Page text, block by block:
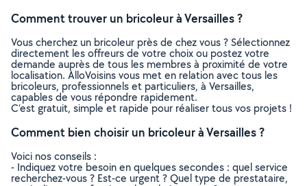
Comment trouver un bricoleur à Versailles ?
Vous cherchez un bricoleur près de chez vous ? Sélectionnez
directement les offreurs de votre choix ou postez votre
demande auprès de tous les membres à proximité de votre
localisation. AlloVoisins vous met en relation avec tous les
bricoleurs, professionnels et particuliers, à Versailles,
capables de vous répondre rapidement.
C’est gratuit, simple et rapide pour réaliser tous vos projets !
Comment bien choisir un bricoleur à Versailles ?
Voici nos conseils :
- Indiquez votre besoin en quelques secondes : quel service
recherchez-vous ? Est-ce urgent ? Quel type de prestataire,